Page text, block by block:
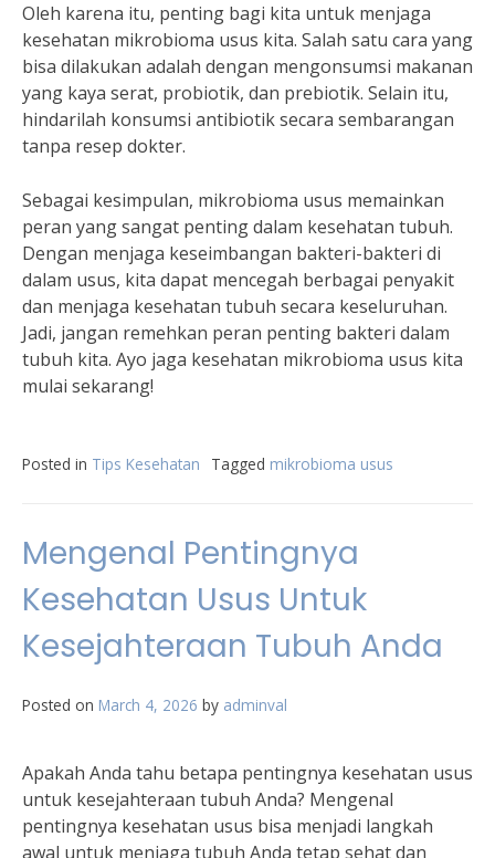
Oleh karena itu, penting bagi kita untuk menjaga
kesehatan mikrobioma usus kita. Salah satu cara yang
bisa dilakukan adalah dengan mengonsumsi makanan
yang kaya serat, probiotik, dan prebiotik. Selain itu,
hindarilah konsumsi antibiotik secara sembarangan
tanpa resep dokter.
Sebagai kesimpulan, mikrobioma usus memainkan
peran yang sangat penting dalam kesehatan tubuh.
Dengan menjaga keseimbangan bakteri-bakteri di
dalam usus, kita dapat mencegah berbagai penyakit
dan menjaga kesehatan tubuh secara keseluruhan.
Jadi, jangan remehkan peran penting bakteri dalam
tubuh kita. Ayo jaga kesehatan mikrobioma usus kita
mulai sekarang!
Posted in Tips Kesehatan Tagged mikrobioma usus
Mengenal Pentingnya
Kesehatan Usus Untuk
Kesejahteraan Tubuh Anda
Posted on March 4, 2026 by adminval
Apakah Anda tahu betapa pentingnya kesehatan usus
untuk kesejahteraan tubuh Anda? Mengenal
pentingnya kesehatan usus bisa menjadi langkah
awal untuk menjaga tubuh Anda tetap sehat dan